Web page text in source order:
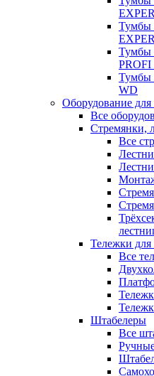
Тумбы
Тумбы
PROFI
Тумбы
WD
Оборудование для
Все
Стремянки,
Все
Тележки для
Все
Штабелеры
Все